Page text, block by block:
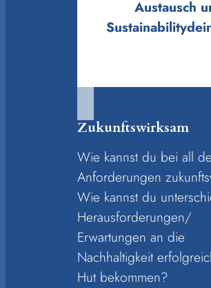
Austausch
Zukunftswirksam
Wie kannst du bei all
Anforderungen
Wie kannst du
Herausforderungen/
Erwartungen an die
Nachhaltigkeit
Hut bekommen?